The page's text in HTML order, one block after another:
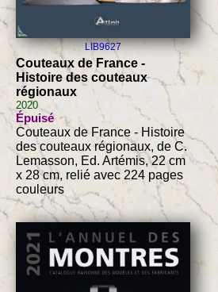
LIB9627
Couteaux de France -
Histoire des couteaux
régionaux
2020
Épuisé
Couteaux de France - Histoire
des couteaux régionaux, de C.
Lemasson, Ed. Artémis, 22 cm
x 28 cm, relié avec 224 pages
couleurs